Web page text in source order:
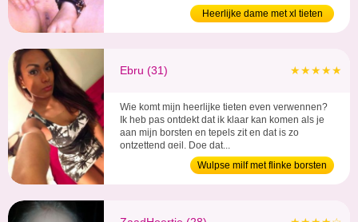
Heerlijke dame met xl tieten
★★★★★
Ebru (31)
Wie komt mijn heerlijke tieten even verwennen?
Ik heb pas ontdekt dat ik klaar kan komen als je
aan mijn borsten en tepels zit en dat is zo
ontzettend geil. Doe dat...
Wulpse milf met flinke borsten